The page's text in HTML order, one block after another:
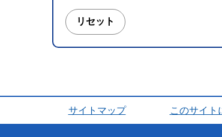
サイトマップ このサイト